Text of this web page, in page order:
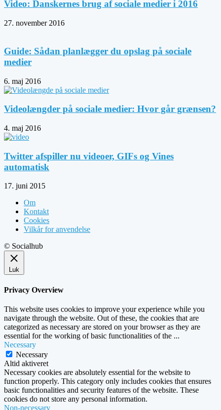
Video: Danskernes brug af sociale medier i 2016
27. november 2016
Guide: Sådan planlægger du opslag på sociale
medier
6. maj 2016
Videolængder på sociale medier: Hvor går grænsen?
4. maj 2016
Twitter afspiller nu videoer, GIFs og Vines
automatisk
17. juni 2015
Om
Kontakt
Cookies
Vilkår for anvendelse
© Socialhub
Luk
Privacy Overview
This website uses cookies to improve your experience while you
navigate through the website. Out of these, the cookies that are
categorized as necessary are stored on your browser as they are
essential for the working of basic functionalities of the ...
Necessary
Necessary
Altid aktiveret
Necessary cookies are absolutely essential for the website to
function properly. This category only includes cookies that ensures
basic functionalities and security features of the website. These
cookies do not store any personal information.
Non-necessary